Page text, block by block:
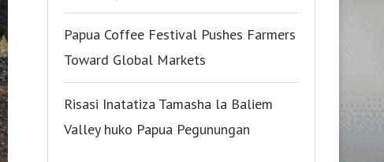
Papua Coffee Festival Pushes Farmers
Toward Global Markets
Risasi Inatatiza Tamasha la Baliem
Valley huko Papua Pegunungan